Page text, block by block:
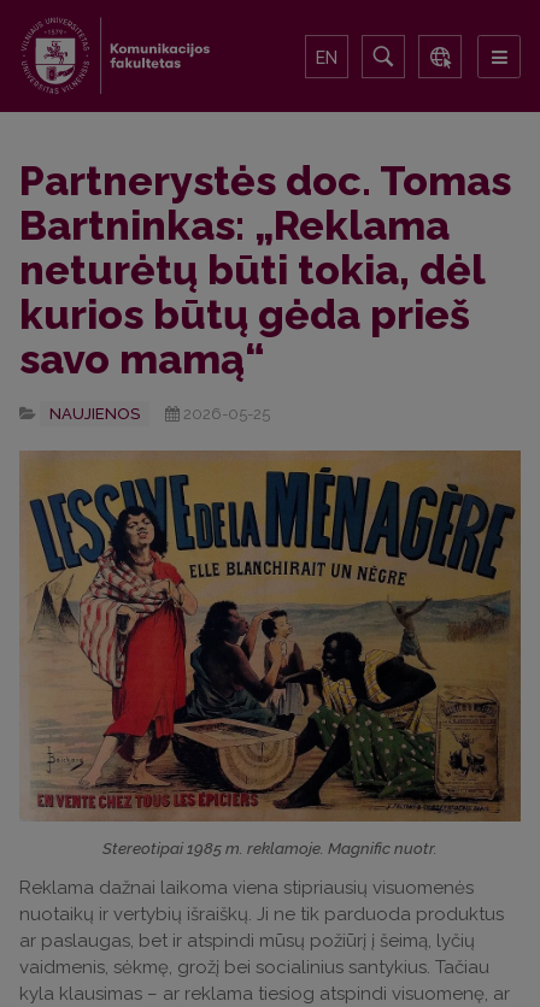
EN
Partnerystės doc. Tomas
Bartninkas: „Reklama
neturėtų būti tokia, dėl
kurios būtų gėda prieš
savo mamą“
NAUJIENOS 2026-05-25
Stereotipai 1985 m. reklamoje. Magnific nuotr.
Reklama dažnai laikoma viena stipriausių visuomenės
nuotaikų ir vertybių išraiškų. Ji ne tik parduoda produktus
ar paslaugas, bet ir atspindi mūsų požiūrį į šeimą, lyčių
vaidmenis, sėkmę, grožį bei socialinius santykius. Tačiau
kyla klausimas – ar reklama tiesiog atspindi visuomenę, ar